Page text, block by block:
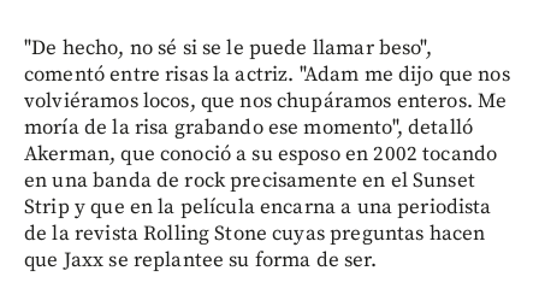
"De hecho, no sé si se le puede llamar beso",
comentó entre risas la actriz. "Adam me dijo que nos
volviéramos locos, que nos chupáramos enteros. Me
moría de la risa grabando ese momento", detalló
Akerman, que conoció a su esposo en 2002 tocando
en una banda de rock precisamente en el Sunset
Strip y que en la película encarna a una periodista
de la revista Rolling Stone cuyas preguntas hacen
que Jaxx se replantee su forma de ser.